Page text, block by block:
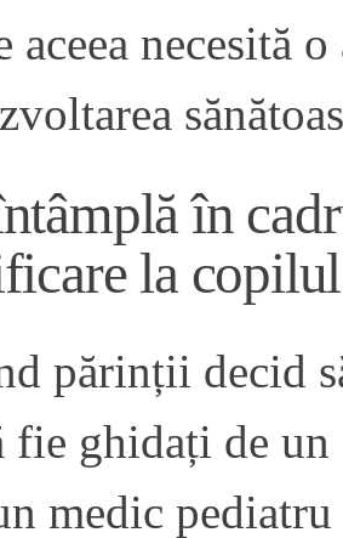
aceea necesită
în
la
părinții decid
fie ghidați de
medic